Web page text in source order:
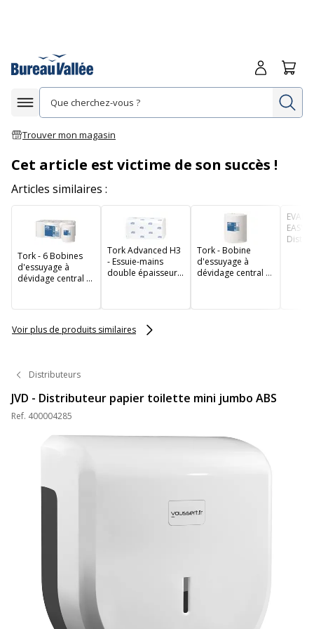
Afficher la navigation
Trouver mon magasin
Me
Cet article est victime de son succès !
Articles similaires :
Tork - 6 Bobines
d'essuyage à
dévidage central -
Tork Advanced H3
- Essuie-mains
double épaisseur -
Tork - Bobine
d'essuyage à
dévidage central -
Voir plus de produits similaires
Distributeurs
JVD - Distributeur papier toilette mini jumbo ABS
Ref. 400004285